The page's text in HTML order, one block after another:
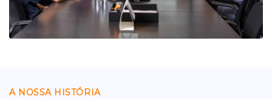
A NOSSA HISTÓRIA